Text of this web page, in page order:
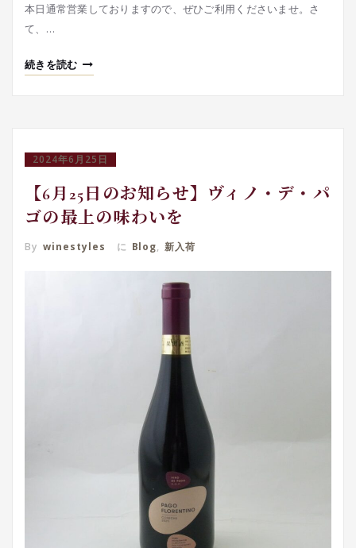
本日通常営業しておりますので、ぜひご利用くださいませ。さ
て、…
続きを読む
2024年6月25日
【6月25日のお知らせ】ヴィノ・デ・パ
ゴの最上の味わいを
By winestyles に Blog, 新入荷